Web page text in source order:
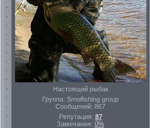
Настоящий рыбак
Группа: Smolfishing group
Сообщений: 867
Репутация: 87
Замечания: 0%